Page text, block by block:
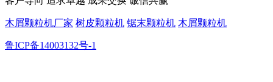
木屑颗粒机厂家 树皮颗粒机 锯末颗粒机 木屑颗粒机
鲁ICP备14003132号-1